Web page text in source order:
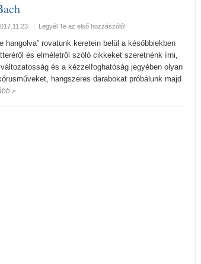
| Legyél Te az első hozzászóló!
hangolva” rovatunk keretein belül a későbbiekben
és elméletről szóló cikkeket szeretnénk írni,
és a kézzelfoghatóság jegyében olyan
hangszeres darabokat próbálunk majd
»